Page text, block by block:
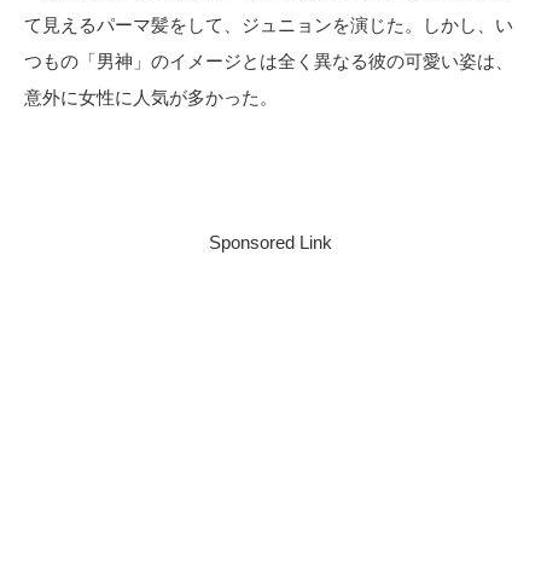
て見えるパーマ髪をして、ジュニョンを演じた。しかし、い
つもの「男神」のイメージとは全く異なる彼の可愛い姿は、
意外に女性に人気が多かった。
Sponsored Link